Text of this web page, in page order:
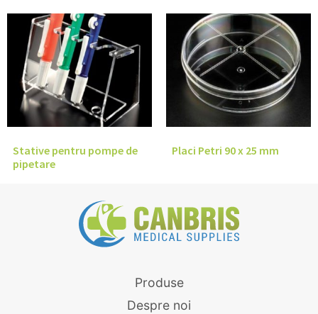
Stative pentru pompe de
pipetare
Placi Petri 90 x 25 mm
Produse
Despre noi